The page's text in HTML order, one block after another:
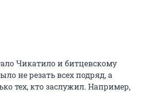
Чикатило и битцевскому
не резать всех подряд, а
тех, кто заслужил. Например,